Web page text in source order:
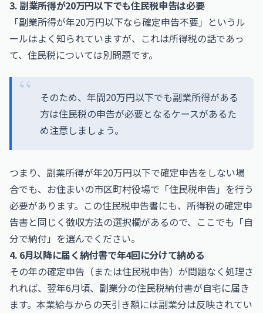
3. 副業所得が20万円以下でも住民税申告は必要
「副業所得が年20万円以下なら確定申告不要」というル
ールはよく知られていますが、これは所得税の話であっ
て、住民税については別問題です。
そのため、年間20万円以下でも副業所得がある
方は住民税の申告が必要となるケースがあるた
め注意しましょう。
つまり、副業所得が年20万円以下で確定申告をしない場
合でも、お住まいの市区町村役場で「住民税申告」を行う
必要があります。この住民税申告書にも、所得税の確定申
告書と同じく徴収方法の選択欄があるので、ここでも「自
分で納付」を選んでください。
4. 6月以降に届く納付書で年4回に分けて納める
その年の確定申告（または住民税申告）が問題なく処理さ
れれば、翌年6月頃、副業分の住民税納付書が自宅に届き
ます。本業給与からの天引き額には副業分は反映されてい